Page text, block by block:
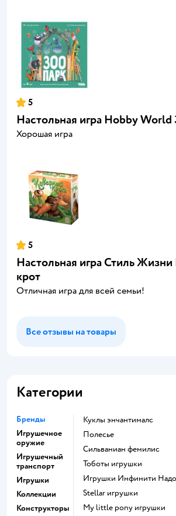
5
Настольная игра Hobby World
Хорошая игра
5
Настольная игра Стиль
крот
Отличная игра для всей семьи!
Все отзывы на товары
Категории
Бренды
Игрушечное
оружие
Игрушечный
транспорт
Игрушки
Коллекции
Конструкторы
Куклы энчантималс
Полесье
Сильваниан фемилис
Тоботы игрушки
Игрушки Инфинити Надо
Stellar игрушки
my little pony игрушки